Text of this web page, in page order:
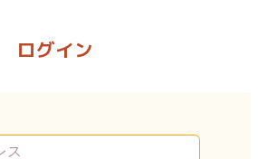
ログイン